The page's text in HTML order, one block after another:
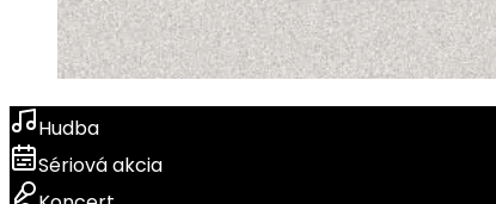
Hudba
Sériová akcia